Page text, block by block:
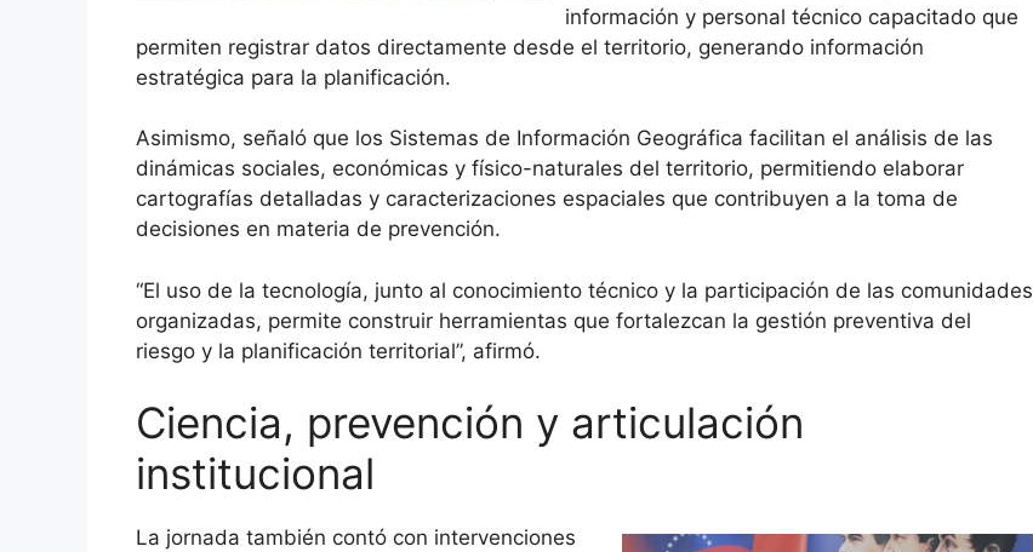
información y personal técnico capacitado que
permiten registrar datos directamente desde el territorio, generando información
estratégica para la planificación.
Asimismo, señaló que los Sistemas de Información Geográfica facilitan el análisis de las
dinámicas sociales, económicas y físico-naturales del territorio, permitiendo elaborar
cartografías detalladas y caracterizaciones espaciales que contribuyen a la toma de
decisiones en materia de prevención.
“El uso de la tecnología, junto al conocimiento técnico y la participación de las comunidades
organizadas, permite construir herramientas que fortalezcan la gestión preventiva del
riesgo y la planificación territorial”, afirmó.
Ciencia, prevención y articulación
institucional
La jornada también contó con intervenciones